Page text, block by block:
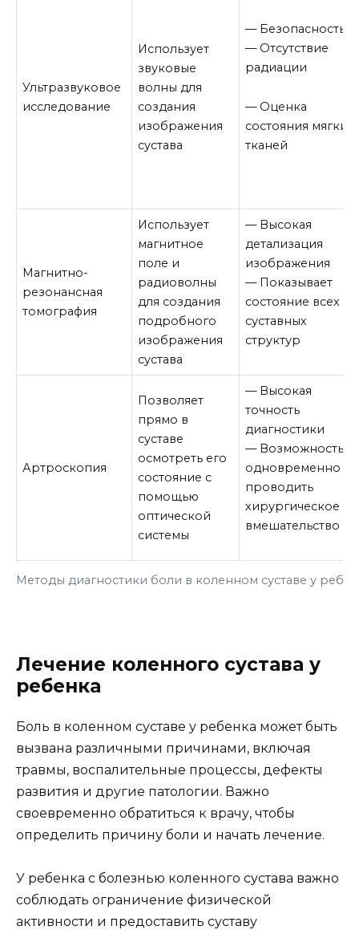
Методы диагностики боли в коленном суставе у
Ультразвуковое
исследование
Использует
звуковые
волны для
создания
изображения
сустава
— Безопасность
— Отсутствие
радиации
— Оценка
состояния мягких
тканей
Магнитно-
резонансная
томография
Использует
магнитное
поле и
радиоволны
для создания
подробного
изображения
сустава
— Высокая
детализация
изображения
— Показывает
состояние всех
суставных
структур
Артроскопия
Позволяет
прямо в
суставе
осмотреть его
состояние с
помощью
оптической
системы
— Высокая
точность
диагностики
— Возможность
одновременно
проводить
хирургическое
вмешательство
Лечение коленного сустава у
ребенка
Боль в коленном суставе у ребенка может быть
вызвана различными причинами, включая
травмы, воспалительные процессы, дефекты
развития и другие патологии. Важно
своевременно обратиться к врачу, чтобы
определить причину боли и начать лечение.
У ребенка с болезнью коленного сустава важно
соблюдать ограничение физической
активности и предоставить суставу